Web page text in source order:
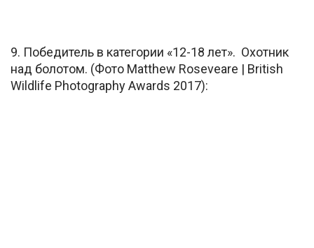
9. Победитель в категории «12-18 лет». Охотник
над болотом. (Фото Matthew Roseveare | British
Wildlife Photography Awards 2017):